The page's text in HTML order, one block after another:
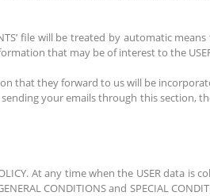
file will be treated by automatic
that may be of interest to the
that they forward to us will be
your emails through this section,
At any time when the USER data is
CONDITIONS and SPECIAL